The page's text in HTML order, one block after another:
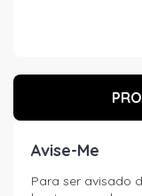
Avise-Me
Para ser avisado